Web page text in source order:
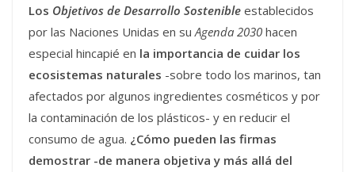
Los Objetivos de Desarrollo Sostenible establecidos
por las Naciones Unidas en su Agenda 2030 hacen
especial hincapié en la importancia de cuidar los
ecosistemas naturales -sobre todo los marinos, tan
afectados por algunos ingredientes cosméticos y por
la contaminación de los plásticos- y en reducir el
consumo de agua. ¿Cómo pueden las firmas
demostrar -de manera objetiva y más allá del